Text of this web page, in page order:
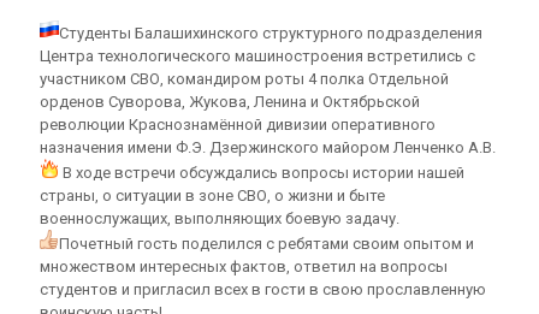
Студенты Балашихинского структурного подразделения
Центра технологического машиностроения встретились с
участником СВО, командиром роты 4 полка Отдельной
орденов Суворова, Жукова, Ленина и Октябрьской
революции Краснознамённой дивизии оперативного
назначения имени Ф.Э. Дзержинского майором Ленченко А.В.
В ходе встречи обсуждались вопросы истории нашей
страны, о ситуации в зоне СВО, о жизни и быте
военнослужащих, выполняющих боевую задачу.
Почетный гость поделился с ребятами своим опытом и
множеством интересных фактов, ответил на вопросы
студентов и пригласил всех в гости в свою прославленную